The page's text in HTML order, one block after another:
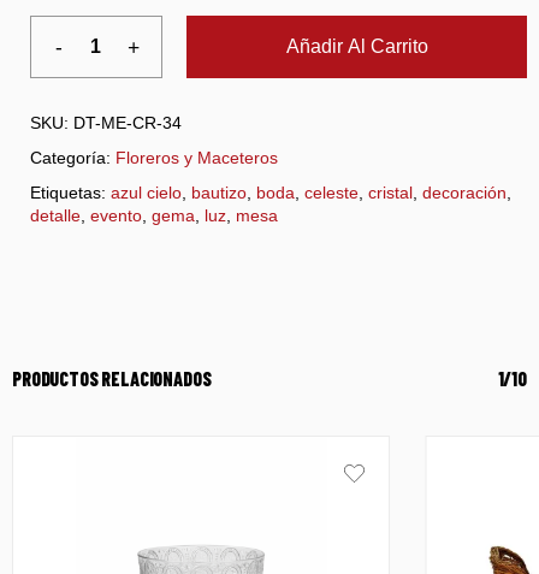
Añadir Al Carrito
SKU: DT-ME-CR-34
Categoría: Floreros y Maceteros
Etiquetas: azul cielo bautizo boda celeste cristal decoración
detalle evento gema luz mesa
PRODUCTOS RELACIONADOS 1/10